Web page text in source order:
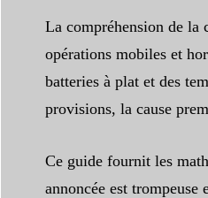
La compréhension de la
opérations mobiles et
batteries à plat et des
provisions, la cause
Ce guide fournit les
annoncée est